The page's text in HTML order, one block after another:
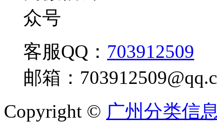
客服QQ： 703912509
邮箱：
Copyright © 广州分类信